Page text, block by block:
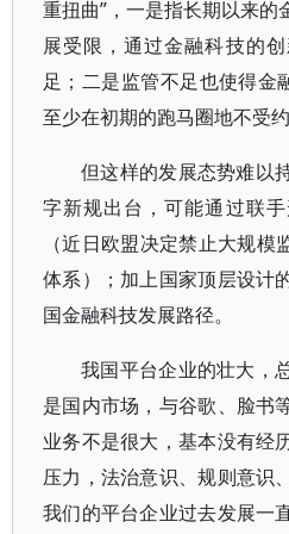
重扭曲”，一是指长期以来
展受限，通过金融科技的
足；二是监管不足也使得金
至少在初期的跑马圈地不受约
但这样的发展态势难以
字新规出台，可能通过联
（近日欧盟决定禁止大规
体系）；加上国家顶层设计
国金融科技发展路径。
我国平台企业的壮大，
是国内市场，与谷歌、脸书
业务不是很大，基本没有经
压力，法治意识、规则意识
我们的平台企业过去发展一